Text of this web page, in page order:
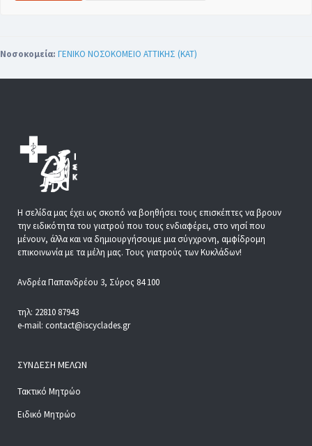
Νοσοκομεία: ΓΕΝΙΚΟ ΝΟΣΟΚΟΜΕΙΟ ΑΤΤΙΚΗΣ (ΚΑΤ)
Η σελίδα μας έχει ως σκοπό να βοηθήσει τους επισκέπτες να βρουν
την ειδικότητα του γιατρού που τους ενδιαφέρει, στο νησί που
μένουν, άλλα και να δημιουργήσουμε μια σύγχρονη, αμφίδρομη
επικοινωνία με τα μέλη μας. Τους γιατρούς των Κυκλάδων!
Ανδρέα Παπανδρέου 3, Σύρος 84 100
τηλ: 22810 87943
e-mail: contact@iscyclades.gr
ΣΎΝΔΕΣΗ ΜΕΛΏΝ
Τακτικό Μητρώο
Ειδικό Μητρώο